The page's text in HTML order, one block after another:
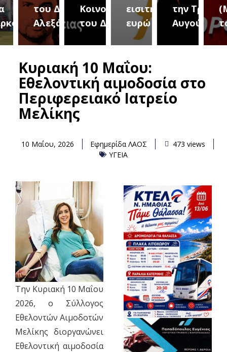
του Δήμου
Αλεξάνδρειας
Κοινοτήτων
του Δήμου
εισιτήριο 2
ευρώ
την Τρίτη 18
Αυγούστουτου
Κυριακή 10 Μαΐου:
Εθελοντική αιμοδοσία στο
Περιφερειακό Ιατρείο
Μελίκης
10 Μαΐου, 2026 Εφημερίδα ΛΑΟΣ
473 views
ΥΓΕΙΑ
Την Κυριακή 10 Μαΐου
2026, ο Σύλλογος
Εθελοντών Αιμοδοτών
Μελίκης διοργανώνει
Εθελοντική αιμοδοσία